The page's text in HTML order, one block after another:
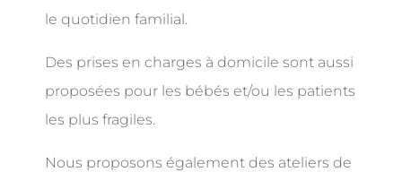
le quotidien familial.
Des prises en charges à domicile sont aussi
proposées pour les bébés et/ou les patients
les plus fragiles.
Nous proposons également des ateliers de